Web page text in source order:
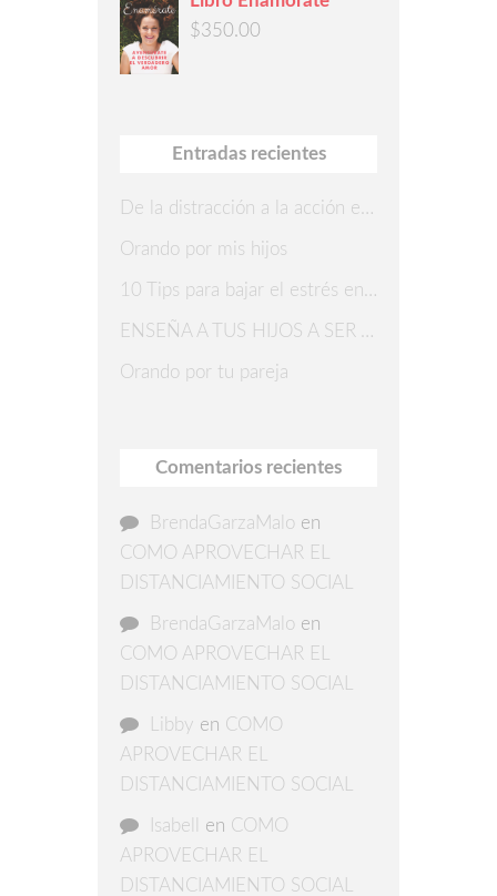
$350.00
Entradas recientes
De la distracción a la acción en 7 pasos
Orando por mis hijos
10 Tips para bajar el estrés en Navidad
ENSEÑA A TUS HIJOS A SER AGRADECIDOS
Orando por tu pareja
Comentarios recientes
BrendaGarzaMalo en
COMO APROVECHAR EL
DISTANCIAMIENTO SOCIAL
BrendaGarzaMalo en
COMO APROVECHAR EL
DISTANCIAMIENTO SOCIAL
Libby en COMO
APROVECHAR EL
DISTANCIAMIENTO SOCIAL
Isabell en COMO
APROVECHAR EL
DISTANCIAMIENTO SOCIAL